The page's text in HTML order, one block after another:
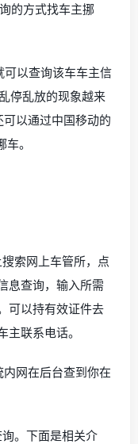
的方式找车主挪
可以查询该车车主信
停乱放的现象越来
以通过中国移动的
。
索网上车管所，点
息查询，输入所需
可以持有效证件去
联系电话。
网在后台查到你在
。下面是相关介